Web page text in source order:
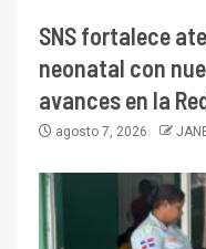
SNS fortalece
neonatal con
avances en la
agosto 7, 2026